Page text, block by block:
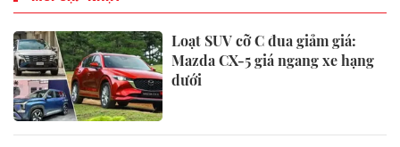
Loạt SUV cỡ C đua giảm giá:
Mazda CX-5 giá ngang xe hạng
dưới